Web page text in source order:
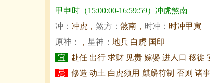
甲申时（15:00:00-16:59:59）冲虎煞南
冲： 冲虎， 煞方： 煞南， 时冲： 时冲甲寅
原神：
， 星神： 地兵 白虎 国印
宜
赴任 出行 求财 见贵 嫁娶 进人口 移徙
忌
修造 动土 白虎须用 麒麟符制 否则 诸